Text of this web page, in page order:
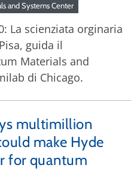
and Systems Center
La scienziata orginaria
guida il
Materials and
di Chicago.
multimillion
make Hyde
for quantum